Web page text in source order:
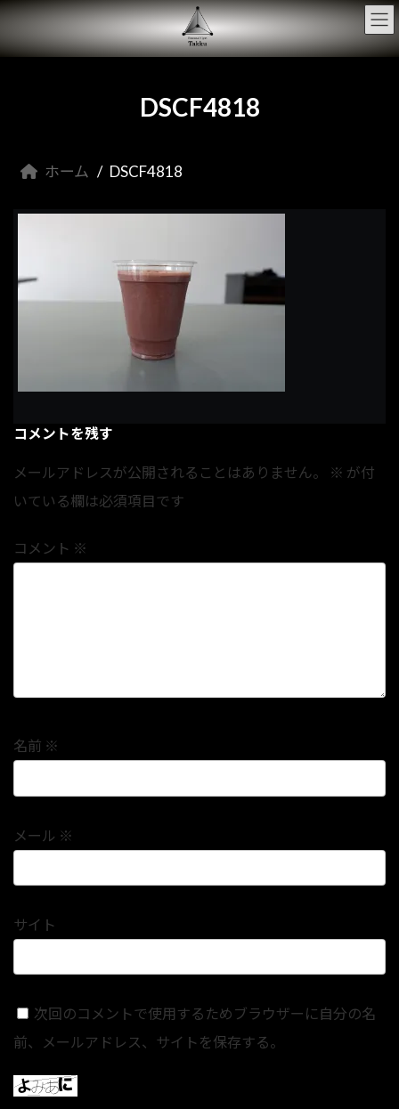
コ
テ
ナ
ゲ
DSCF4818
ホーム DSCF4818
コメントを残す
メールアドレスが公開されることはありません。 ※ が付
いている欄は必須項目です
コメント ※
名前 ※
メール ※
サイト
次回のコメントで使用するためブラウザーに自分の名
前、メールアドレス、サイトを保存する。